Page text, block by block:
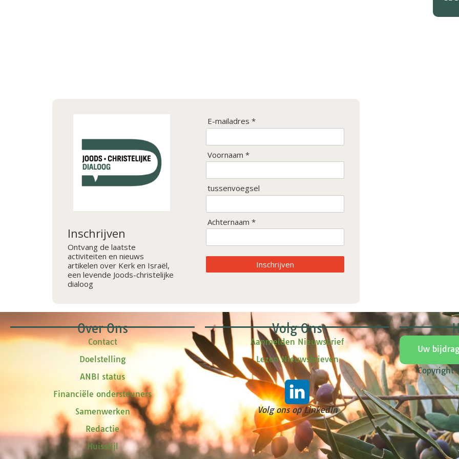
Inschrijven
Ontvang de laatste
activiteiten en nieuws
artikelen over Kerk en Israël,
een levende Joods-christelijke
dialoog
E-mailadres *
Voornaam *
tussenvoegsel
Achternaam *
Inschrijven
Over Ons
Contact
Doelstelling
ANBI status
Financiële ondersteuners
Samenwerken
Redactie
Huisstijl
Volg Ons
Aanmelden Nieuwsbrief
Lezen Nieuwsbrieven
Volg ons op LinkedIn
Uw
Copyright